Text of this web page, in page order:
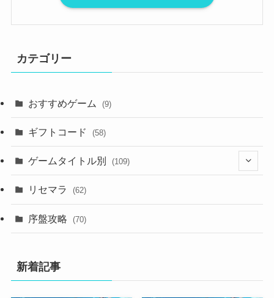
カテゴリー
おすすめゲーム (9)
ギフトコード (58)
ゲームタイトル別 (109)
(2)
リセマラ (62)
序盤攻略 (70)
新着記事